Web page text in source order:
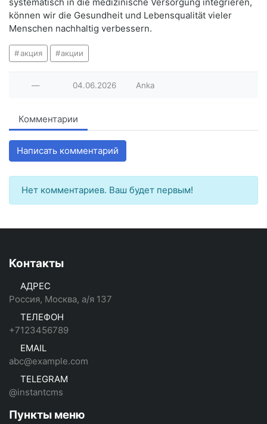
können wir die Gesundheit und Lebensqualität vieler
Menschen nachhaltig verbessern.
акция акции
— 04.06.2026 Anka
Комментарии
Написать комментарий
Нет комментариев. Ваш будет первым!
Контакты
АДРЕС
Россия, Москва, а/я 137
ТЕЛЕФОН
+7123456789
EMAIL
abc@example.com
TELEGRAM
@instantcms
Пункты меню